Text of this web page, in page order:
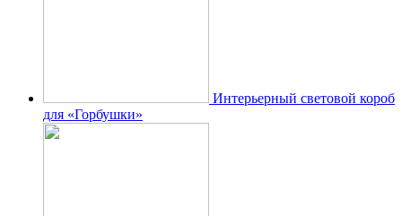
Интерьерный световой короб
для «Горбушки»